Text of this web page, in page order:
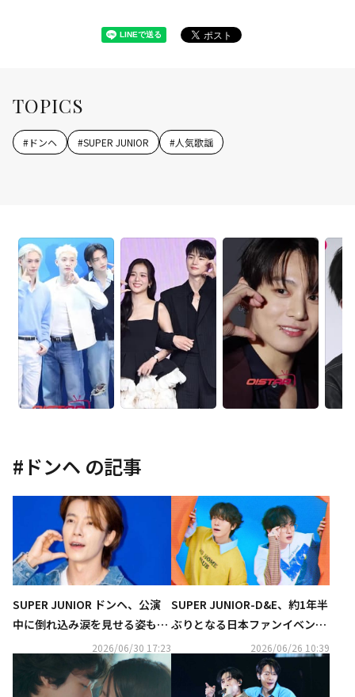
TOPICS
#ドンヘ #SUPER JUNIOR #人気歌謡
# ドンヘ の記事
SUPER JUNIOR ドンヘ、公演
中に倒れ込み涙を見せる姿も…
直筆手紙で謝罪「とても悔しく
2026/06/30 17:23
SUPER JUNIOR-D&E、約1年半
ぶりとなる日本ファンイベント
が決定！9月に東京で開催
2026/06/26 10:39